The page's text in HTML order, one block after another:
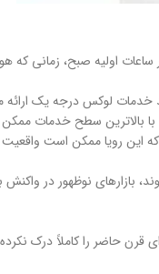
اولیه صبح، زمانی که
خدمات لوکس درجه یک
این رویا ممکن است واقعیت
بازارهای نوظهور در واکنش
حاضر را کاملاً درک نکرده